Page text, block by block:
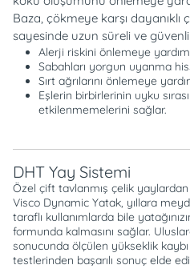
Baza, çökmeye karşı
sayesinde uzun süreli ve
Alerji riskini önlemeye
Sabahları yorgun uyanma
Sırt ağrılarını önlemeye
Eşlerin birbirlerinin uyku
etkilenmemelerini sağlar.
DHT Yay Sistemi
Özel çift tavlanmış çelik
Visco Dynamic Yatak, yıllara
taraflı kullanımlarda bile
formunda kalmasını sağlar.
sonucunda ölçülen yükseklik
testlerinden başarılı sonuç elde